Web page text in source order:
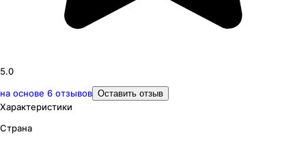
5.0
на основе 6 отзывов Оставить отзыв
Характеристики
Страна